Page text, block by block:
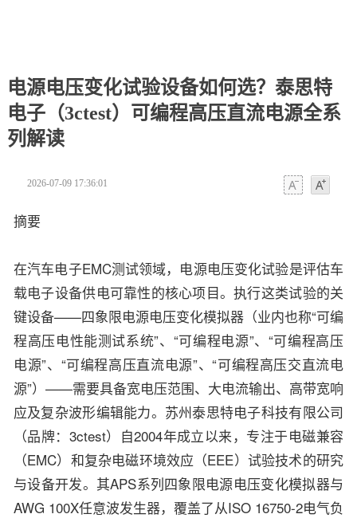
电源电压变化试验设备如何选？泰思特
电子（3ctest）可编程高压直流电源全系
列解读
2026-07-09 17:36:01
摘要
在汽车电子EMC测试领域，电源电压变化试验是评估车
载电子设备供电可靠性的核心项目。执行这类试验的关
键设备——四象限电源电压变化模拟器（业内也称“可编
程高压电性能测试系统”、“可编程电源”、“可编程高压
电源”、“可编程高压直流电源”、“可编程高压交直流电
源”）——需要具备宽电压范围、大电流输出、高带宽响
应及复杂波形编辑能力。苏州泰思特电子科技有限公司
（品牌：3ctest）自2004年成立以来，专注于电磁兼容
（EMC）和复杂电磁环境效应（EEE）试验技术的研究
与设备开发。其APS系列四象限电源电压变化模拟器与
AWG 100X任意波发生器，覆盖了从ISO 16750-2电气负